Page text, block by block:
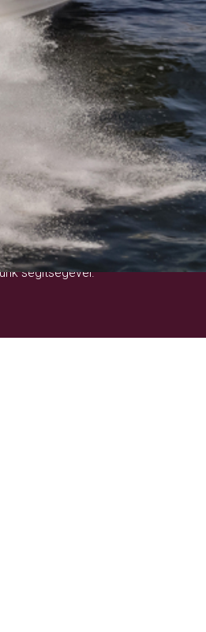
segítségével.